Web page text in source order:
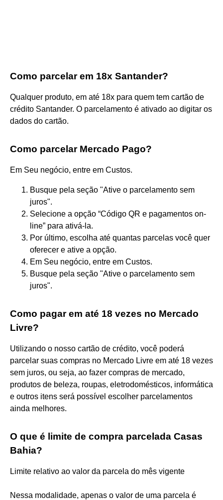
Como parcelar em 18x Santander?
Qualquer produto, em até 18x para quem tem cartão de
crédito Santander. O parcelamento é ativado ao digitar os
dados do cartão.
Como parcelar Mercado Pago?
Em Seu negócio, entre em Custos.
Busque pela seção "Ative o parcelamento sem
juros".
Selecione a opção “Código QR e pagamentos on-
line” para ativá-la.
Por último, escolha até quantas parcelas você quer
oferecer e ative a opção.
Em Seu negócio, entre em Custos.
Busque pela seção "Ative o parcelamento sem
juros".
Como pagar em até 18 vezes no Mercado
Livre?
Utilizando o nosso cartão de crédito, você poderá
parcelar suas compras no Mercado Livre em até 18 vezes
sem juros, ou seja, ao fazer compras de mercado,
produtos de beleza, roupas, eletrodomésticos, informática
e outros itens será possível escolher parcelamentos
ainda melhores.
O que é limite de compra parcelada Casas
Bahia?
Limite relativo ao valor da parcela do mês vigente
Nessa modalidade, apenas o valor de uma parcela é